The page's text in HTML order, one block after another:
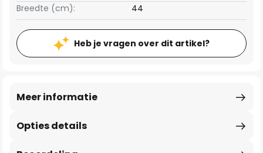
Breedte (cm): 44
Heb je vragen over dit artikel?
Opties details
Meer informatie